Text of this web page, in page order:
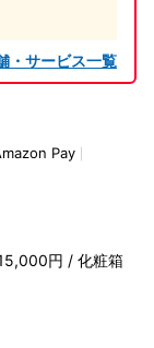
・サービス一覧
Pay
円 / 化粧箱